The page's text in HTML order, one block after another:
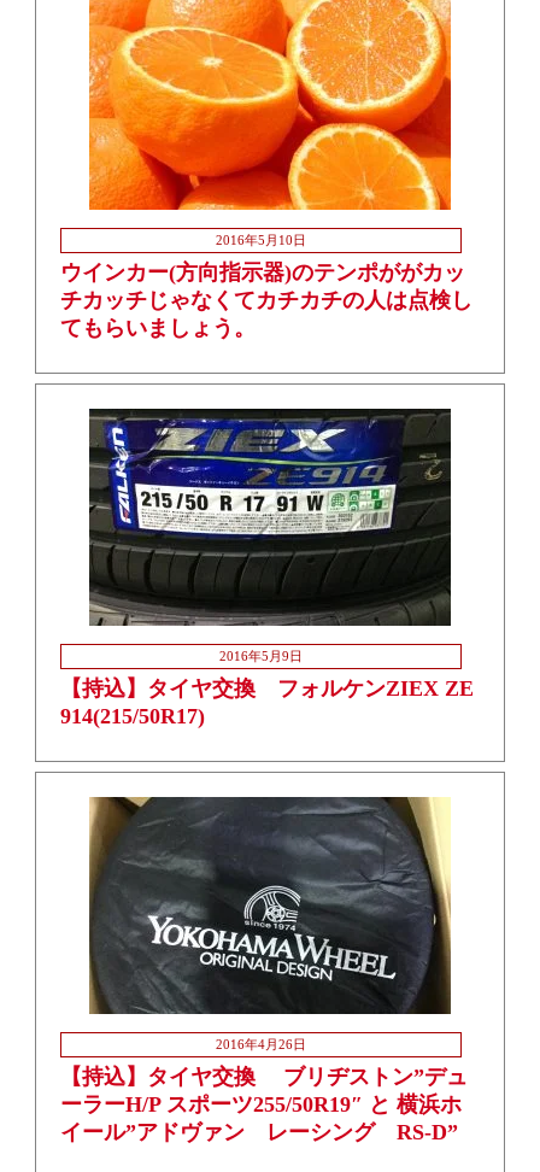
2016年5月10日
ウインカー(方向指示器)のテンポががカッ
チカッチじゃなくてカチカチの人は点検し
てもらいましょう。
2016年5月9日
【持込】タイヤ交換 フォルケンZIEX ZE
914(215/50R17)
2016年4月26日
【持込】タイヤ交換 ブリヂストン”デュ
ーラーH/P スポーツ255/50R19″ と 横浜ホ
イール”アドヴァン レーシング RS-D”